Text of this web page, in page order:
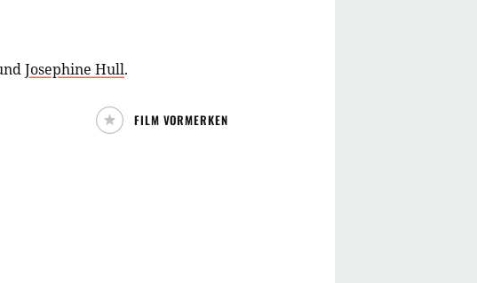
Josephine Hull.
FILM VORMERKEN